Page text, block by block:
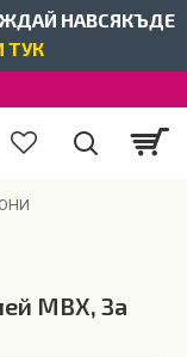
НАВСЯКЪДЕ
ТУК
MBX, За